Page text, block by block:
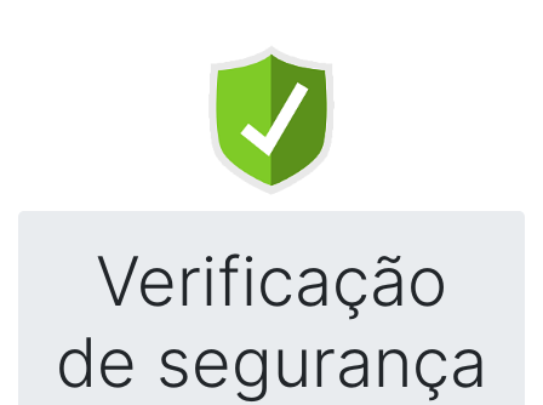
Verificação
de segurança